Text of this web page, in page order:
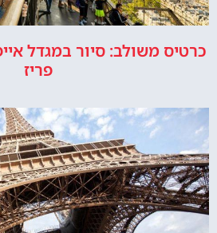
כרטיס משולב: סיור במגדל
פריז